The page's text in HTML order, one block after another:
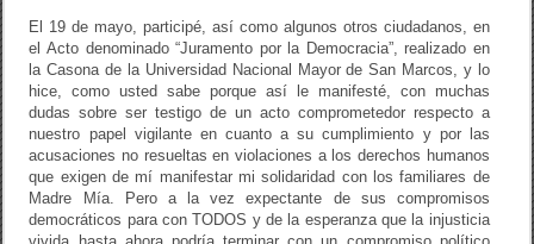
El 19 de mayo, participé, así como algunos otros ciudadanos, en
el Acto denominado “Juramento por la Democracia”, realizado en
la Casona de la Universidad Nacional Mayor de San Marcos, y lo
hice, como usted sabe porque así le manifesté, con muchas
dudas sobre ser testigo de un acto comprometedor respecto a
nuestro papel vigilante en cuanto a su cumplimiento y por las
acusaciones no resueltas en violaciones a los derechos humanos
que exigen de mí manifestar mi solidaridad con los familiares de
Madre Mía. Pero a la vez expectante de sus compromisos
democráticos para con TODOS y de la esperanza que la injusticia
vivida hasta ahora podría terminar con un compromiso político